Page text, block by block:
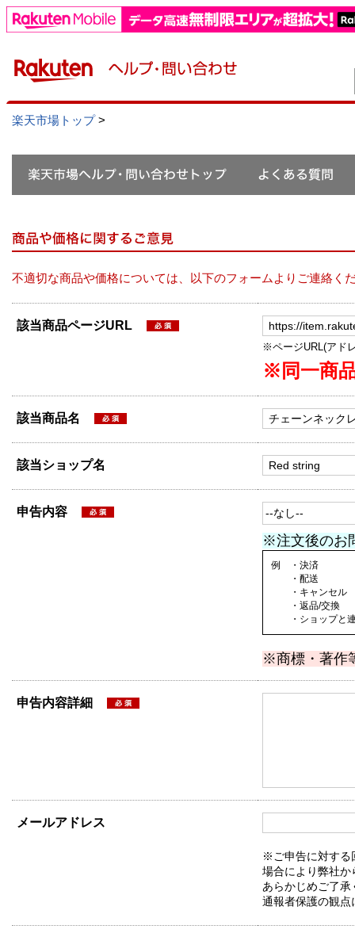
楽天市場トップ>
不適切な商品や価格については、以下のフォームよりご連絡く
該当商品ページURL
※ページURL(アド
※同一商
該当商品名
該当ショップ名
申告内容
※注文後のお
例 ・決済
・配送
・キャンセル
・返品/交換
・ショップと連
※商標・著作
申告内容詳細
メールアドレス
※ご申告に対する
場合により弊社か
あらかじめご了承
通報者保護の観点